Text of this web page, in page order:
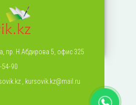
пр. Н.Абдирова 5, офис 325
54-90
kursovik.kz@mail.ru